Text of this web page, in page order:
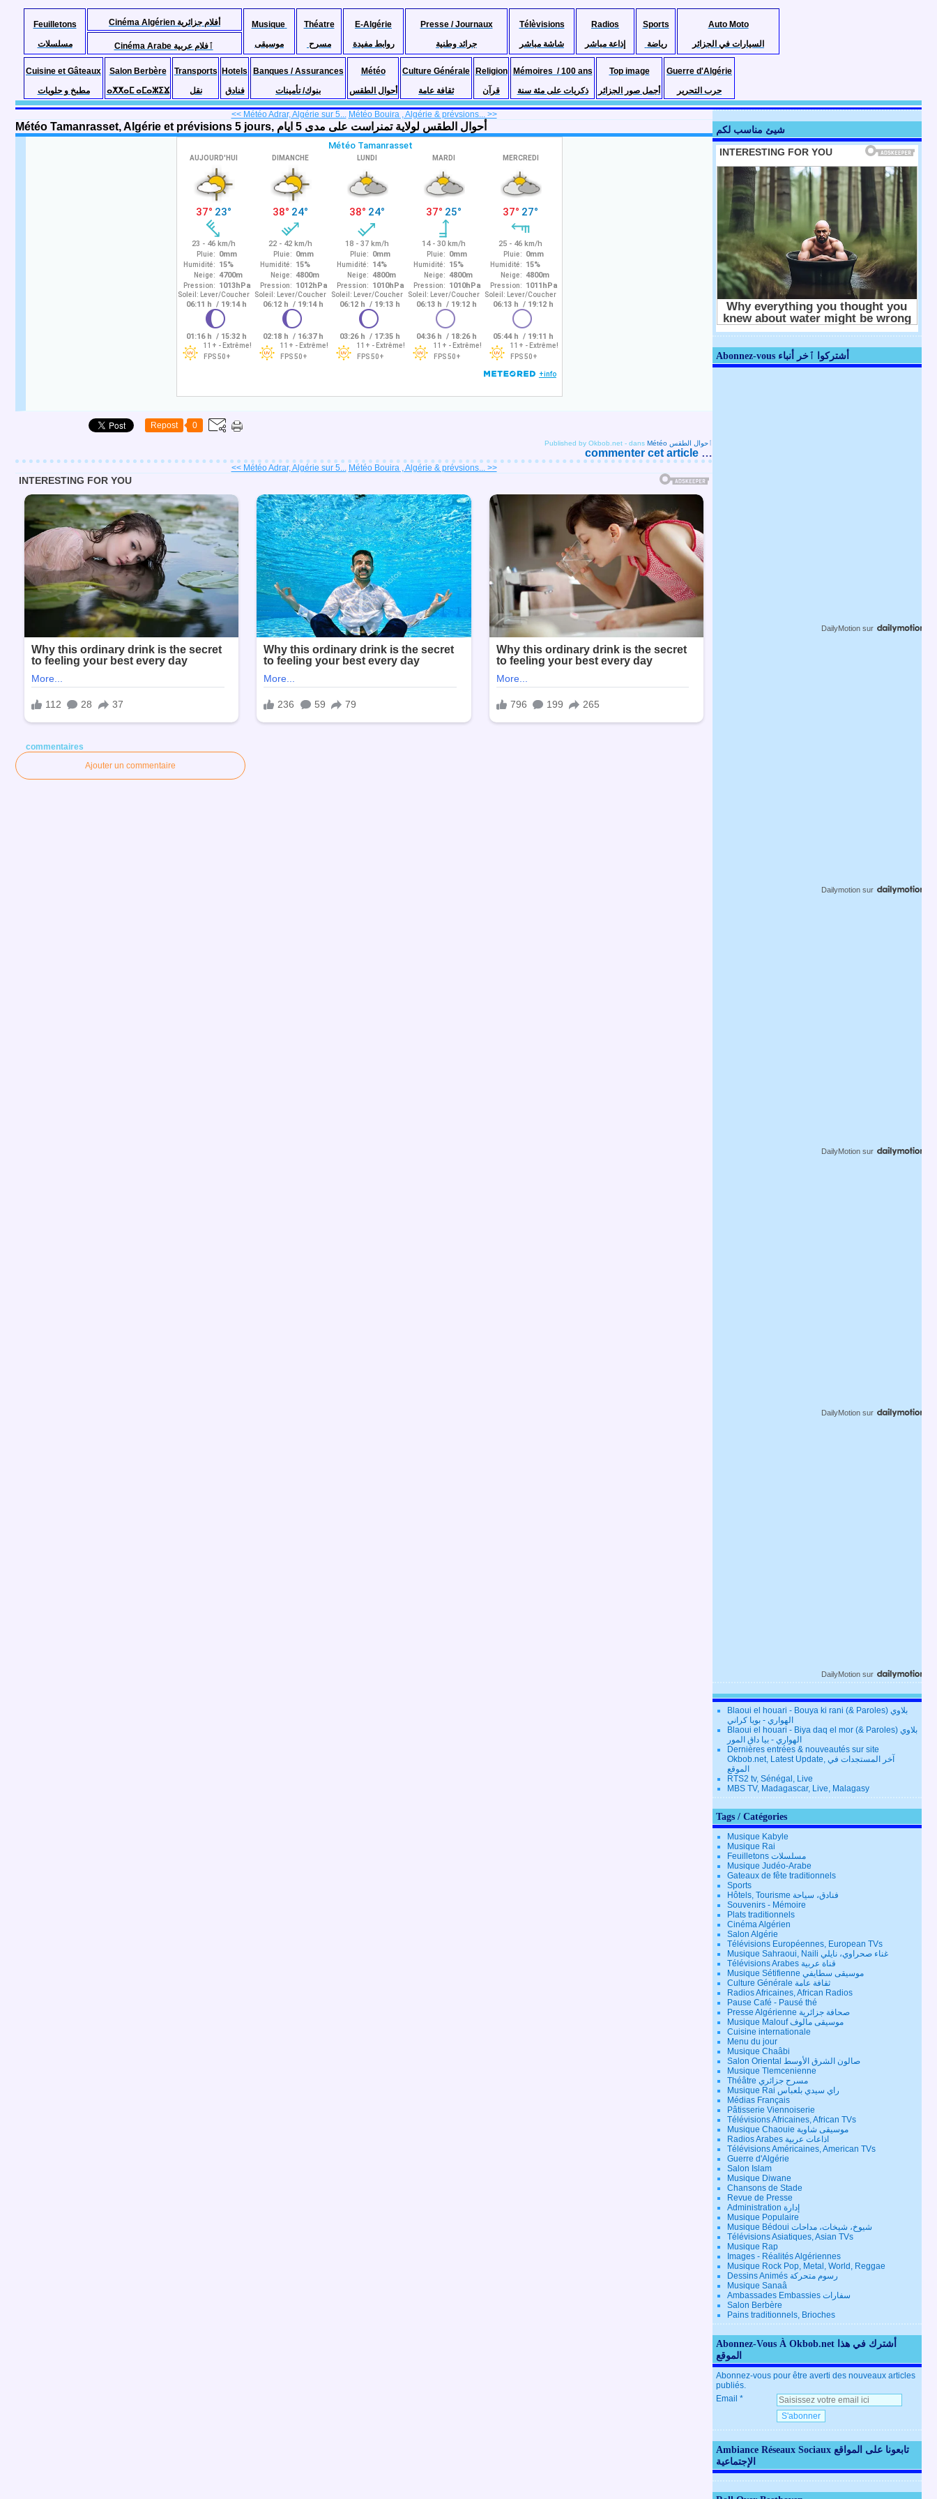
Feuilletons
مسلسلات
Cinéma Algérien أفلام جزائرية
Musique
موسيقى
Théatre
مسرح
E-Algérie
روابط مفيدة
Presse / Journaux
جرائد وطنية
Télèvisions
شاشة مباشر
Radios
إذاعة مباشر
Sports
رياضة
Auto Moto
السيارات في الجزائر
Cinéma Arabe ٱفلام عربية
Cuisine et Gâteaux
مطبخ و حلويات
Salon Berbère
ⴰⵅⵅⴰⵎ ⴰⵎⴰⵣⵉⴴ
Transports
نقل
Hotels
فنادق
Banques / Assurances
بنوك/ تأمينات
Météo
أحوال الطقس
Culture Générale
ثقافة عامة
Religion
قرآن
Mémoires / 100 ans
ذكريات على مئة سنة
Top image
أجمل صور الجزائر
Guerre d'Algérie
حرب التحرير
<< Météo Adrar, Algérie sur 5... Météo Bouira , Algérie & prévsions... >>
Météo Tamanrasset, Algérie et prévisions 5 jours, أحوال الطقس لولاية تمنراست على مدى 5 ايام
Repost 0
Published by Okbob.net - dans Météo ٱحوال الطقس
commenter cet article …
<< Météo Adrar, Algérie sur 5... Météo Bouira , Algérie & prévsions... >>
commentaires
Ajouter un commentaire
شيئ مناسب لكم
Abonnez-vous أشتركوا ٱخر أنباء
DailyMotion sur
Dailymotion sur
DailyMotion sur
DailyMotion sur
DailyMotion sur
Blaoui el houari - Bouya ki rani (& Paroles) بلاوي
الهواري - بويا كراني
Blaoui el houari - Biya daq el mor (& Paroles) بلاوي
الهواري - بيا داق المور
Dernières entrées & nouveautés sur site
Okbob.net, Latest Update, آخر المستجدات في
الموقع
RTS2 tv, Sénégal, Live
MBS TV, Madagascar, Live, Malagasy
Tags / Catégories
Musique Kabyle
Musique Rai
Feuilletons مسلسلات
Musique Judéo-Arabe
Gateaux de fête traditionnels
Sports
Hôtels, Tourisme فنادق، سياحة
Souvenirs - Mémoire
Plats traditionnels
Cinéma Algérien
Salon Algérie
Télévisions Européennes, European TVs
Musique Sahraoui, Naili غناء صحراوي، نايلي
Télévisions Arabes قناة عربية
Musique Sétifienne موسيقى سطايفي
Culture Générale ثقافة عامة
Radios Africaines, African Radios
Pause Café - Pausé thé
Presse Algérienne صحافة جزائرية
Musique Malouf موسيقى مالوف
Cuisine internationale
Menu du jour
Musique Chaâbi
Salon Oriental صالون الشرق الأوسط
Musique Tlemcenienne
Théâtre مسرح جزائري
Musique Rai راي سيدي بلعباس
Médias Français
Pâtisserie Viennoiserie
Télévisions Africaines, African TVs
Musique Chaouie موسيقى شاوية
Radios Arabes اذاعات عربية
Télévisions Américaines, American TVs
Guerre d'Algérie
Salon Islam
Musique Diwane
Chansons de Stade
Revue de Presse
Administration إدارة
Musique Populaire
Musique Bédoui شيوخ، شيخات، مداحات
Télévisions Asiatiques, Asian TVs
Musique Rap
Images - Réalités Algériennes
Musique Rock Pop, Metal, World, Reggae
Dessins Animés رسوم متحركة
Musique Sanaâ
Ambassades Embassies سفارات
Salon Berbère
Pains traditionnels, Brioches
Abonnez-Vous À Okbob.net أشترك في هذا
الموقع
Abonnez-vous pour être averti des nouveaux articles
publiés.
Email
Ambiance Réseaux Sociaux تابعونا على المواقع
الإجتماعية